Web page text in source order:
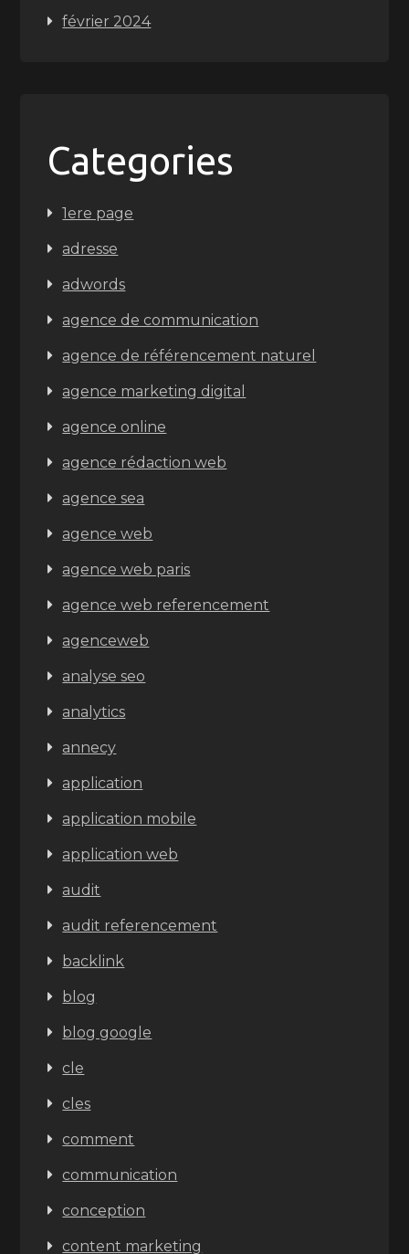
février 2024
Categories
1ere page
adresse
adwords
agence de communication
agence de référencement naturel
agence marketing digital
agence online
agence rédaction web
agence sea
agence web
agence web paris
agence web referencement
agenceweb
analyse seo
analytics
annecy
application
application mobile
application web
audit
audit referencement
backlink
blog
blog google
cle
cles
comment
communication
conception
content marketing